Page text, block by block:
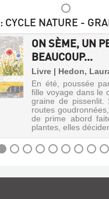
: CYCLE NATURE -
ON SÈME, UN
BEAUCOUP...
Livre | Hedon,
En été, poussée
fille voyage dans le
graine de
routes
de prime abord
plantes, elles